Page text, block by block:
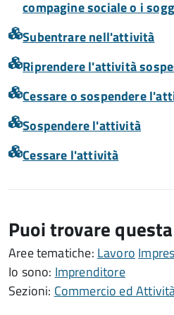
compagine sociale o i
Subentrare nell'attività
Riprendere l'attività
Cessare o sospendere
Sospendere l'attività
Cessare l'attività
Puoi trovare
Aree tematiche: Lavoro
Io sono: Imprenditore
Sezioni: Commercio ed